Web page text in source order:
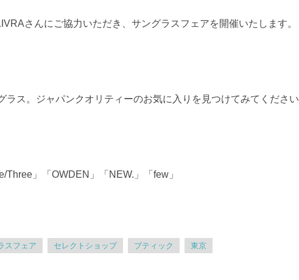
さんにご協力いただき、サングラスフェアを開催いたします。
ラス。ジャパンクオリティーのお気に入りを見つけてみてくださ
」「OWDEN」「NEW.」「few」
スフェア セレクトショップ ブティック 東京